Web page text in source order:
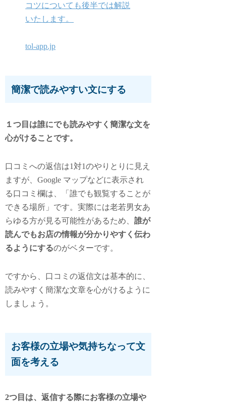
コツについても後半では解説
いたします。
tol-app.jp
簡潔で読みやすい文にする
１つ目は誰にでも読みやすく簡潔な文を
心がけることです。
口コミへの返信は1対1のやりとりに見え
ますが、Google マップなどに表示され
る口コミ欄は、「誰でも観覧することが
できる場所」です。実際には老若男女あ
らゆる方が見る可能性があるため、誰が
読んでもお店の情報が分かりやすく伝わ
るようにするのがベターです。
ですから、口コミの返信文は基本的に、
読みやすく簡潔な文章を心がけるように
しましょう。
お客様の立場や気持ちなって文
面を考える
2つ目は、返信する際にお客様の立場や